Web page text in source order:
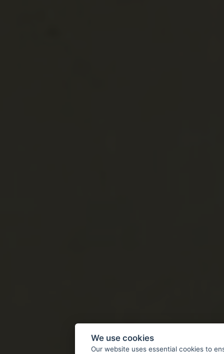
We use cookies
Our website uses essential cookies to